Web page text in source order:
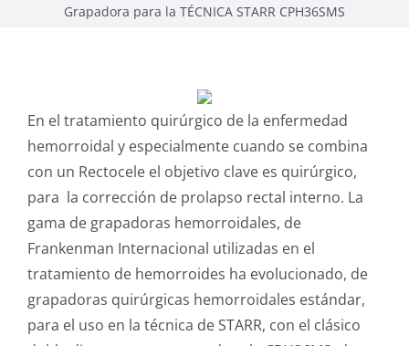
Grapadora para la TÉCNICA STARR CPH36SMS
En el tratamiento quirúrgico de la enfermedad
hemorroidal y especialmente cuando se combina
con un Rectocele el objetivo clave es quirúrgico,
para la corrección de prolapso rectal interno. La
gama de grapadoras hemorroidales, de
Frankenman Internacional utilizadas en el
tratamiento de hemorroides ha evolucionado, de
grapadoras quirúrgicas hemorroidales estándar,
para el uso en la técnica de STARR, con el clásico